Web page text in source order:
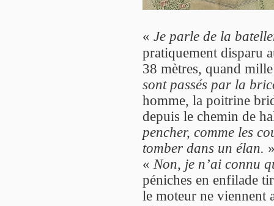
« Je parle de la
pratiquement disparu
38 mètres, quand
sont passés par la
homme, la poitrine
depuis le chemin de
pencher, comme les
tomber dans un élan.
« Non, je n’ai connu
péniches en enfilade
le moteur ne viennent